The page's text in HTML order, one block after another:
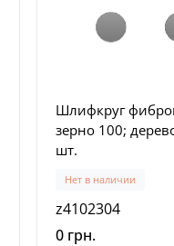
Шлифкруг
зерно 100;
шт.
Нет в наличии
z4102304
0 грн.